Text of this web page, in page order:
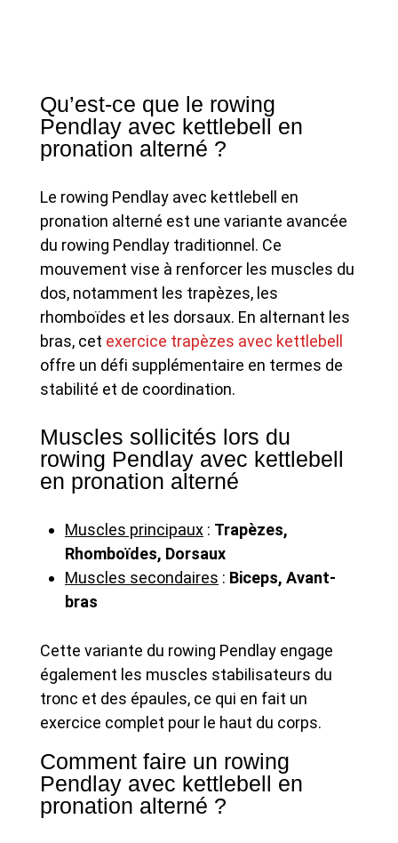
Qu’est-ce que le rowing
Pendlay avec kettlebell en
pronation alterné ?
Le rowing Pendlay avec kettlebell en
pronation alterné est une variante avancée
du rowing Pendlay traditionnel. Ce
mouvement vise à renforcer les muscles du
dos, notamment les trapèzes, les
rhomboïdes et les dorsaux. En alternant les
bras, cet exercice trapèzes avec kettlebell
offre un défi supplémentaire en termes de
stabilité et de coordination.
Muscles sollicités lors du
rowing Pendlay avec kettlebell
en pronation alterné
Muscles principaux : Trapèzes,
Rhomboïdes, Dorsaux
Muscles secondaires : Biceps, Avant-
bras
Cette variante du rowing Pendlay engage
également les muscles stabilisateurs du
tronc et des épaules, ce qui en fait un
exercice complet pour le haut du corps.
Comment faire un rowing
Pendlay avec kettlebell en
pronation alterné ?